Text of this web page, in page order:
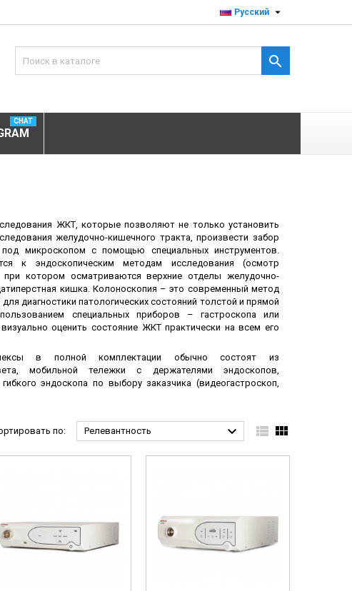
Русский 

CHAT
ЖКТ, которые позволяют не только установить
желудочно-кишечного тракта, произвести забор
микроскопом с помощью специальных инструментов.
к эндоскопическим методам исследования (осмотр
котором осматриваются верхние отделы желудочно-
кишка. Колоноскопия – это современный метод
диагностики патологических состояний толстой и прямой
специальных приборов – гастроскопа или
оценить состояние ЖКТ практически на всем его
в полной комплектации обычно состоят из
мобильной тележки с держателями эндоскопов,
эндоскопа по выбору заказчика (видеогастроскоп,
по: Релевантность   